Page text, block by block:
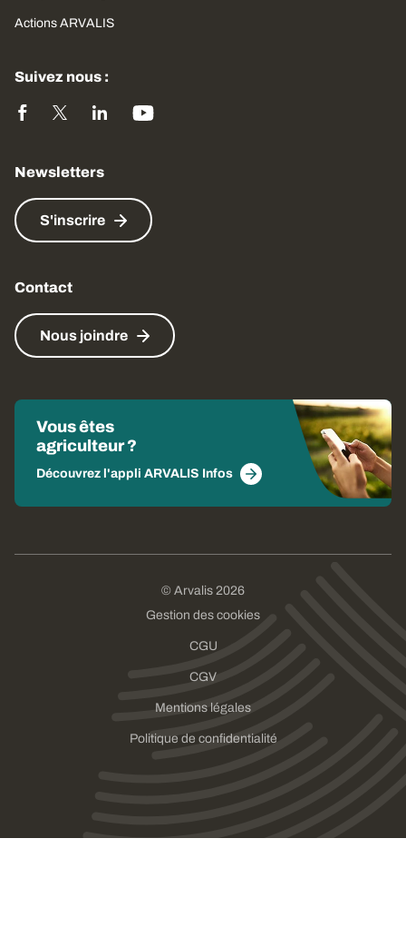
Actions ARVALIS
Suivez nous :
Newsletters
S'inscrire
Contact
Nous joindre
Vous êtes
agriculteur ?
Découvrez l'appli ARVALIS Infos
© Arvalis 2026
Gestion des cookies
CGU
CGV
Mentions légales
Politique de confidentialité